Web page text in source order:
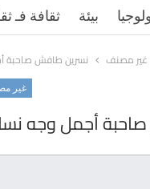
بيئة ثقافة فـ
غير مصنف نسرين طافش صاحبة
غير
أجمل وجه